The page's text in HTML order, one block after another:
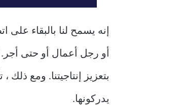
إنه يسمح لنا بالبقاء على
أو رجل أعمال أو حتى أجر.
بتعزيز إنتاجيتنا. ومع
يدركونها.